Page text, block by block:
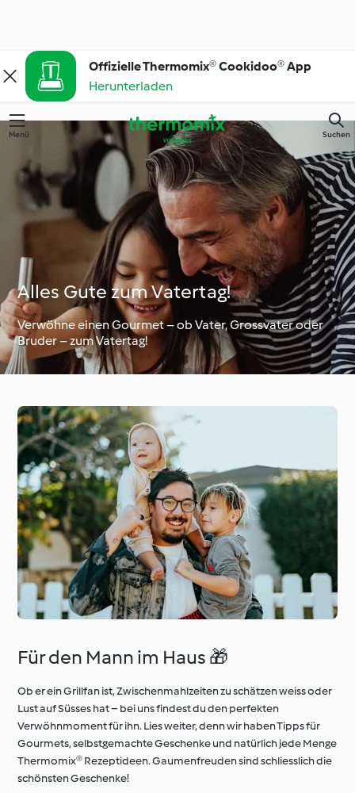
Offizielle Thermomix® Cookidoo® App
Herunterladen
Menü Suchen
Alles Gute zum Vatertag!
Verwöhne einen Gourmet – ob Vater, Grossvater oder
Bruder – zum Vatertag!
Für den Mann im Haus 🎁
Ob er ein Grillfan ist, Zwischenmahlzeiten zu schätzen weiss oder
Lust auf Süsses hat – bei uns findest du den perfekten
Verwöhnmoment für ihn. Lies weiter, denn wir haben Tipps für
Gourmets, selbstgemachte Geschenke und natürlich jede Menge
Thermomix® Rezeptideen. Gaumenfreuden sind schliesslich die
schönsten Geschenke!